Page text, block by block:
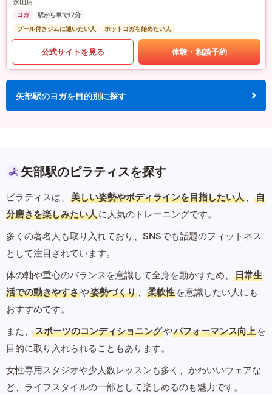
永山店
ヨガ
駅から車で17分
プール付きジムに通いたい人
ホットヨガを始めたい人
公式サイトを見る 体験・相談予約
矢部駅のヨガを目的別に探す
矢部駅のピラティスを探す
ピラティスは、 美しい姿勢やボディラインを目指したい人 、
自
分磨きを楽しみたい人に人気のトレーニングです。
多くの著名人も取り入れており、SNSでも話題のフィットネス
として注目されています。
体の軸や重心のバランスを意識して全身を動かすため、
日常生
活での動きやすさや姿勢づくり 、 柔軟性 を意識したい人にも
おすすめです。
また、
スポーツのコンディショニングやパフォーマンス向上 を
目的に取り入れられることもあります。
女性専用スタジオや少人数レッスンも多く、かわいいウェアな
ど、ライフスタイルの一部として楽しめるのも魅力です。